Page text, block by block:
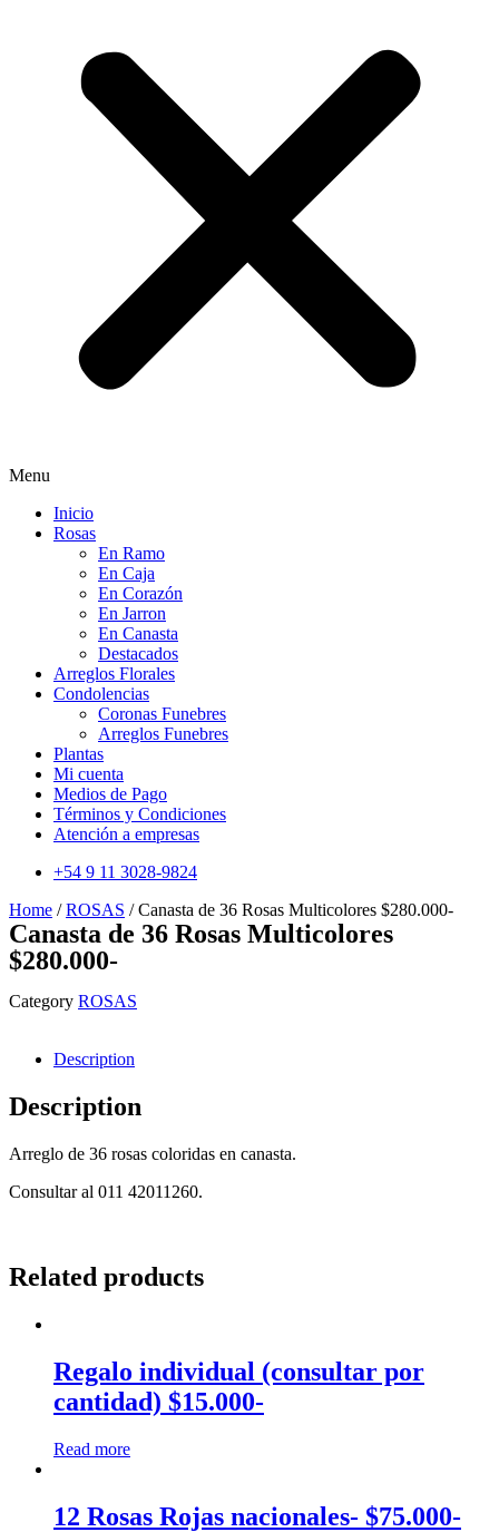
Menu
Inicio
Rosas
En Ramo
En Caja
En Corazón
En Jarron
En Canasta
Destacados
Arreglos Florales
Condolencias
Coronas Funebres
Arreglos Funebres
Plantas
Mi cuenta
Medios de Pago
Términos y Condiciones
Atención a empresas
+54 9 11 3028-9824
Home /ROSAS / Canasta de 36 Rosas Multicolores $280.000-
Canasta de 36 Rosas Multicolores
$280.000-
Category ROSAS
Description
Description
Arreglo de 36 rosas coloridas en canasta.
Consultar al 011 42011260.
Related products
Regalo individual (consultar por
cantidad) $15.000-
Read more
12 Rosas Rojas nacionales- $75.000-